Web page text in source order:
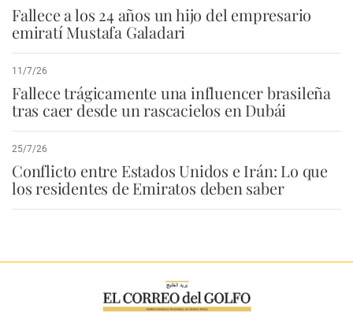
Fallece a los 24 años un hijo del empresario
emiratí Mustafa Galadari
11/7/26
Fallece trágicamente una influencer brasileña
tras caer desde un rascacielos en Dubái
25/7/26
Conflicto entre Estados Unidos e Irán: Lo que
los residentes de Emiratos deben saber